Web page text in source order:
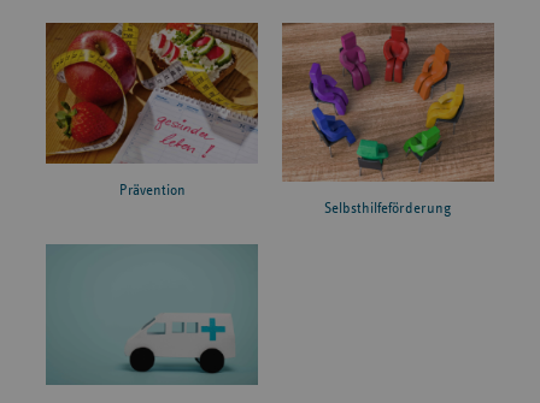
Prävention
Selbsthilfeförderung